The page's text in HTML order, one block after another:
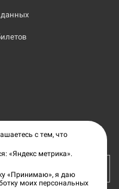
данных
с тем, что
«Яндекс метрика».
«Принимаю», я даю
моих персональных